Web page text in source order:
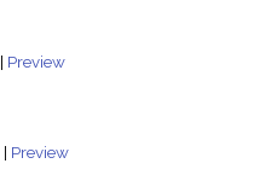
| Preview
| Preview